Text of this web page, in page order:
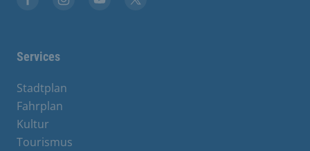
Services
Stadtplan
Fahrplan
Kultur
Tourismus